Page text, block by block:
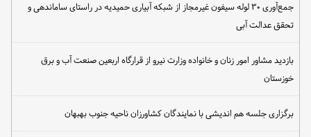
جمع‌آوری ۳۰ لوله سیفون غیرمجاز از شبکه آبیاری حمیدیه در راستای ساماندهی و
تحقق عدالت آبی
بازدید مشاور امور زنان و خانواده وزارت نیرو از قرارگاه اربعین صنعت آب و برق
خوزستان
برگزاری جلسه هم اندیشی با نمایندگان کشاورزان ناحیه جنوب بهبهان